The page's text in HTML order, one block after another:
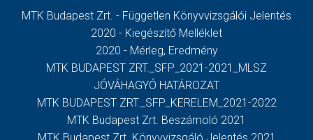
MTK Budapest Zrt. - Független Könyvvizsgálói Jelentés
2020 - Kiegészítő Melléklet
2020 - Mérleg, Eredmény
MTK BUDAPEST ZRT._SFP_2021-2021_MLSZ
JÓVÁHAGYÓ HATÁROZAT
MTK BUDAPEST ZRT._SFP_KERELEM_2021-2022
MTK Budapest Zrt. Beszámoló 2021